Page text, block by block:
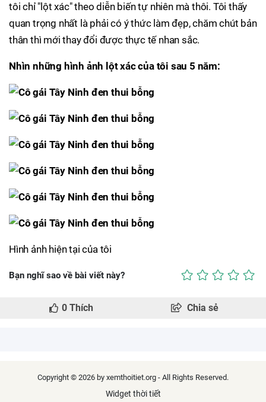
tôi chỉ "lột xác" theo diễn biến tự nhiên mà thôi. Tôi thấy
quan trọng nhất là phải có ý thức làm đẹp, chăm chút bản
thân thì mới thay đổi được thực tế nhan sắc.
Nhìn những hình ảnh lột xác của tôi sau 5 năm:
Hình ảnh hiện tại của tôi
Bạn nghĩ sao về bài viết này?
0 Thích Chia sẻ
Copyright © 2026 by xemthoitiet.org - All Rights Reserved.
Widget thời tiết